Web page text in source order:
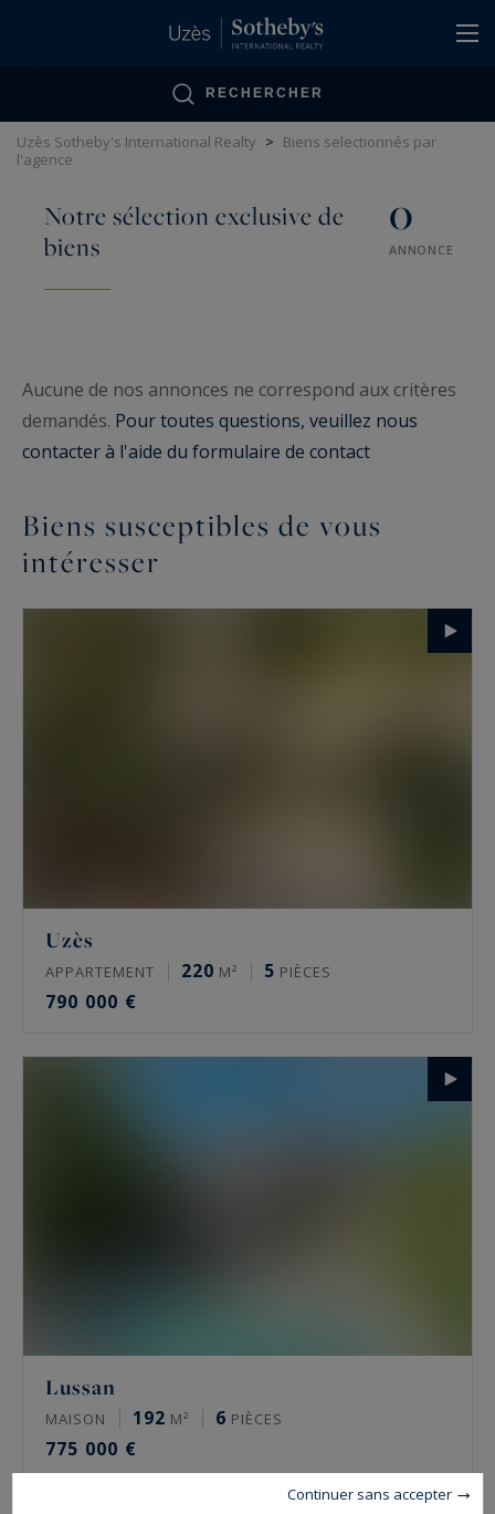
RECHERCHER
Uzès Sotheby's International Realty > Biens selectionnés par
l'agence
Notre sélection exclusive de
biens
0
ANNONCE
Aucune de nos annonces ne correspond aux critères
demandés. Pour toutes questions, veuillez nous
contacter à l'aide du formulaire de contact
Biens susceptibles de vous
intéresser
Uzès
APPARTEMENT 220 M² 5 PIÈCES
790 000 €
Lussan
MAISON 192 M² 6 PIÈCES
775 000 €
Continuer sans accepter